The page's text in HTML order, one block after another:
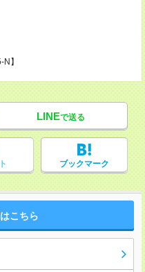
】
LINEで送る
ブックマーク
こちら